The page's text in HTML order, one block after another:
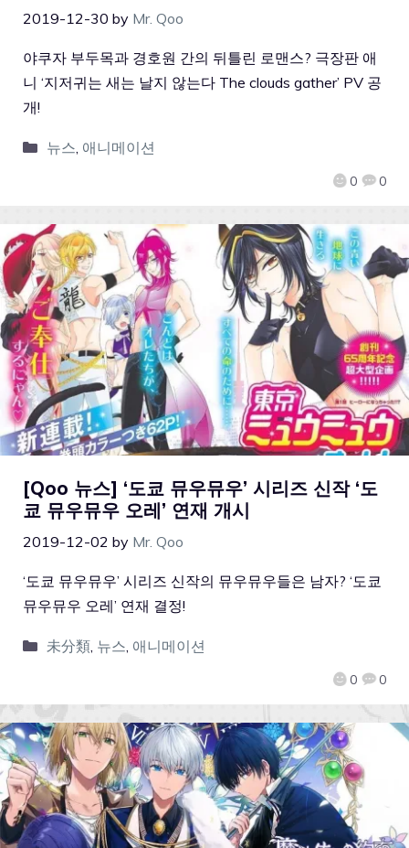
2019-12-30 by Mr. Qoo
0 0
야쿠자 부두목과 경호원 간의 뒤틀린 로맨스? 극장판 애
니 ‘지저귀는 새는 날지 않는다 The clouds gather’ PV 공
개!
뉴스, 애니메이션
[Qoo 뉴스] ‘도쿄 뮤우뮤우’ 시리즈 신작 ‘도
쿄 뮤우뮤우 오레’ 연재 개시
2019-12-02 by Mr. Qoo
0 0
‘도쿄 뮤우뮤우’ 시리즈 신작의 뮤우뮤우들은 남자? ‘도쿄
뮤우뮤우 오레’ 연재 결정!
未分類, 뉴스, 애니메이션